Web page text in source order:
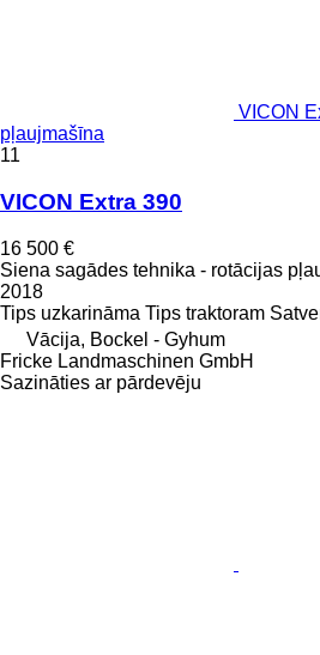
VICON
pļaujmašīna
11
VICON Extra 390
16 500 €
Siena sagādes tehnika - rotācijas
2018
Tips uzkarināma Tips traktoram
Vācija, Bockel - Gyhum
Fricke Landmaschinen GmbH
Sazināties ar pārdevēju